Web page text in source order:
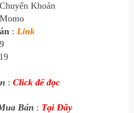
Khoản
: Link
: Click để đọc
Bán : Tại Đây